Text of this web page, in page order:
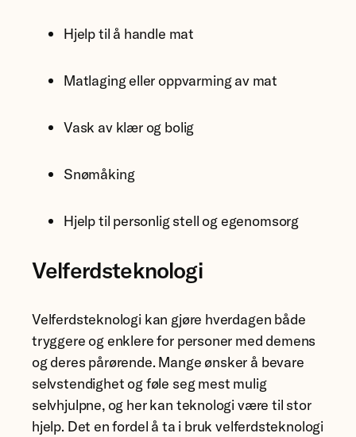
Hjelp til å handle mat
Matlaging eller oppvarming av mat
Vask av klær og bolig
Snømåking
Hjelp til personlig stell og egenomsorg
Velferdsteknologi
Velferdsteknologi kan gjøre hverdagen både
tryggere og enklere for personer med demens
og deres pårørende. Mange ønsker å bevare
selvstendighet og føle seg mest mulig
selvhjulpne, og her kan teknologi være til stor
hjelp. Det en fordel å ta i bruk velferdsteknologi